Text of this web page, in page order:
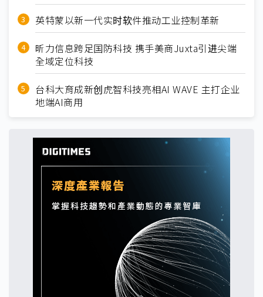
英特蒙以新一代实时软件推动工业控制革新
昕力信息跨足国防科技 携手美商Juxta引进尖端
全域定位科技
台科大育成新创虎智科技亮相AI WAVE 主打企业
地端AI商用